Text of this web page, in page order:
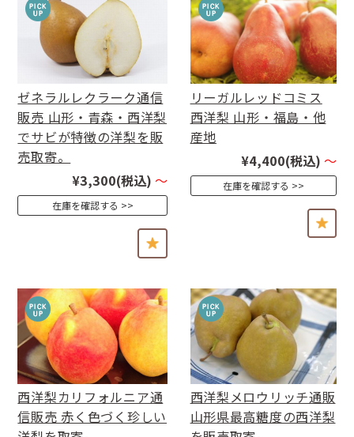
ゼネラルレクラーク通信
販売 山形・青森・西洋梨
でサビが特徴の洋梨を販
売取寄。
¥3,300(税込) ～
在庫を確認する
リーガルレッドコミス
西洋梨 山形・福島・他
産地
¥4,400(税込) ～
在庫を確認する
西洋梨カリフォルニア通
信販売 赤く色づく珍しい
西洋梨メロウリッチ通販
山形県最高糖度の西洋梨